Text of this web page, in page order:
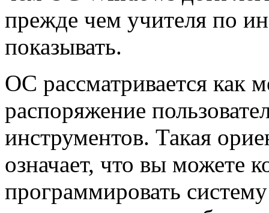
прежде чем учителя по
показывать.
ОС рассматривается как
распоряжение
инструментов. Такая
означает, что вы можете
программировать